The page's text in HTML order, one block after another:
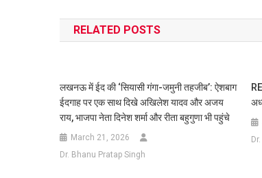
navigation
RELATED POSTS
लखनऊ में ईद की ‘सियासी गंगा-जमुनी तहजीब’: ऐशबाग
ईदगाह पर एक साथ दिखे अखिलेश यादव और अजय
राय, भाजपा नेता दिनेश शर्मा और रीता बहुगुणा भी पहुंचे
March 21, 2026
Dr. Bhanu Pratap Singh